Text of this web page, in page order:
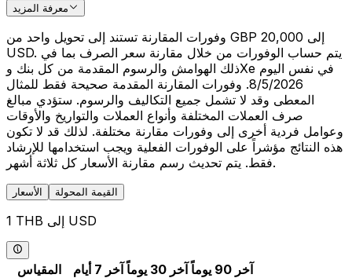
معرفة المزيد
وفورات المقارنة تستند إلى تحويل واحد من GBP 20,000 إلى
USD. يتم حساب الوفورات من خلال مقارنة سعر الصرف بما في
ذلك الهوامش والرسوم المقدمة من كل بنك وXe في نفس اليوم
8/5/2026. وفورات المقارنة المقدمة صحيحة فقط للمثال
المعطى وقد لا تشمل جميع التكاليف والرسوم. ستؤدي مبالغ
صرف العملات المختلفة وأنواع العملات والتواريخ والأوقات
وعوامل فردية أخرى إلى وفورات مقارنة مختلفة. لذلك قد لا تكون
هذه النتائج مؤشراً على الوفورات الفعلية ويجب استخدامها للإرشاد
فقط. يتم تحديث رسم مقارنة الأسعار كل ثلاثة أشهر.
الأسعار القيمة المحولة
1 THB إلى USD
المقياس آخر 7 أيام آخر 30 يوماً
آخر 90 يوماً